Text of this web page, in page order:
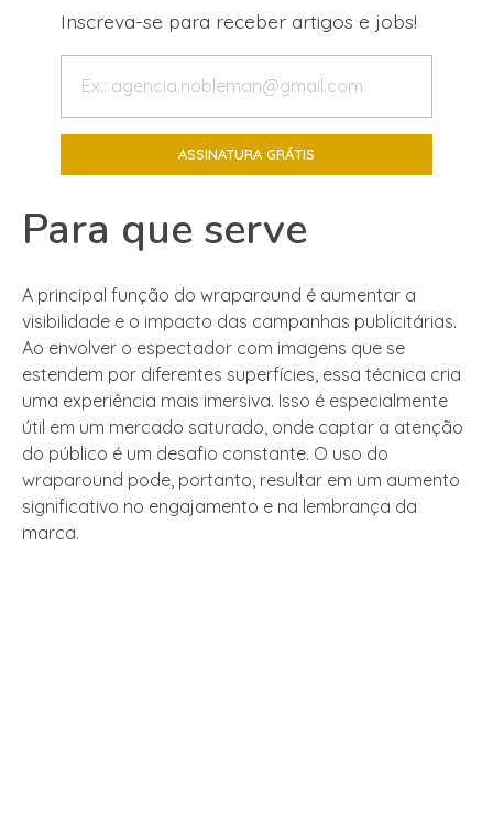
Inscreva-se para receber artigos e jobs!
Para que serve
A principal função do wraparound é aumentar a
visibilidade e o impacto das campanhas publicitárias.
Ao envolver o espectador com imagens que se
estendem por diferentes superfícies, essa técnica cria
uma experiência mais imersiva. Isso é especialmente
útil em um mercado saturado, onde captar a atenção
do público é um desafio constante. O uso do
wraparound pode, portanto, resultar em um aumento
significativo no engajamento e na lembrança da
marca.